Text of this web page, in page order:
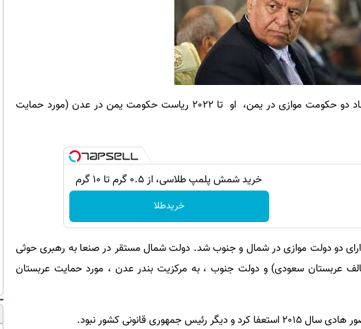
در سال 2015 و بعد از جنگ داخلی و ایجاد دو حکومت موازی در یمن، او تا 2022 ریاست حکومت یمن در عدن (مورد حمایت
خرید شمش پلمپ طلاسی، از ۰.۵ گرم تا ۱۰ گرم
خریدطلا
یمن دارای دو دولت موازی در شمال و جنوب شد. دولت شمال مستقر در صنعا به رهبری حوثی
عربستان سعودی) و دولت جنوب ، به مرکزیت بندر عدن ، مورد حمایت عربستان
جمهوری قانونی کشور نبود.